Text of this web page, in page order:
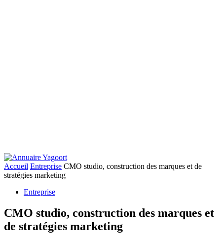
Accueil Entreprise CMO studio, construction des marques et de
stratégies marketing
Entreprise
CMO studio, construction des marques et
de stratégies marketing